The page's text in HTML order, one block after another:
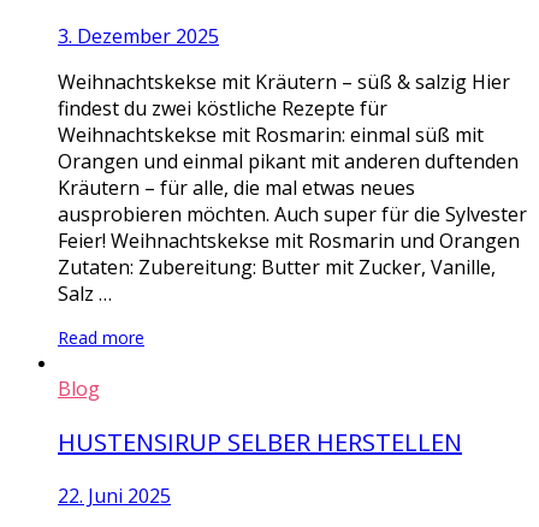
3. Dezember 2025
Weihnachtskekse mit Kräutern – süß & salzig Hier
findest du zwei köstliche Rezepte für
Weihnachtskekse mit Rosmarin: einmal süß mit
Orangen und einmal pikant mit anderen duftenden
Kräutern – für alle, die mal etwas neues
ausprobieren möchten. Auch super für die Sylvester
Feier! Weihnachtskekse mit Rosmarin und Orangen
Zutaten: Zubereitung: Butter mit Zucker, Vanille,
Salz …
Read more
Blog
HUSTENSIRUP SELBER HERSTELLEN
22. Juni 2025